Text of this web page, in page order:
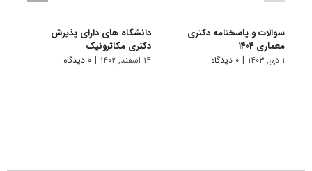
سوالات و پاسخنامه دکتری
معماری ۱۴۰۴
۱ دی, ۱۴۰۳ | ۰ دیدگاه
دانشگاه های دارای پذیرش
دکتری مکاترونیک
۱۴ اسفند, ۱۴۰۲ | ۰ دیدگاه